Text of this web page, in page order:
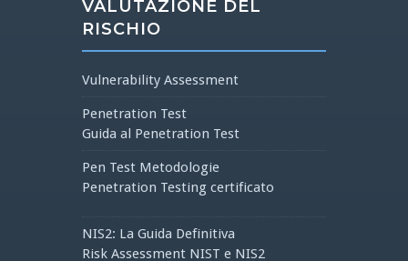
VALUTAZIONE DEL
RISCHIO
Vulnerability Assessment
Penetration Test
Guida al Penetration Test
Pen Test Metodologie
Penetration Testing certificato
NIS2: La Guida Definitiva
Risk Assessment NIST e NIS2